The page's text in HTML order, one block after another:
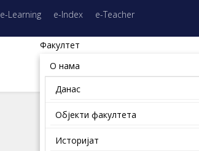
e-Learning e-Index e-Teacher
Факултет
О нама
Данас
Објекти факултета
Историјат